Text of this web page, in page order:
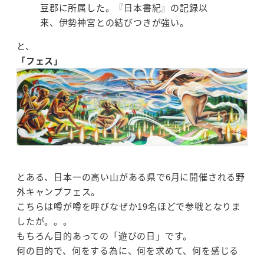
豆郡に所属した。『日本書紀』の記録以
来、伊勢神宮との結びつきが強い。
と、
「フェス」
とある、日本一の高い山がある県で6月に開催される野
外キャンプフェス。
こちらは噂が噂を呼びなぜか19名ほどで参戦となりま
したが。。。
もちろん目的あっての「遊びの日」です。
何の目的で、何をする為に、何を求めて、何を感じる